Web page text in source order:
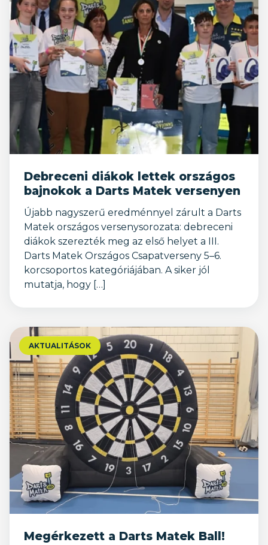
Debreceni diákok lettek országos
bajnokok a Darts Matek versenyen
Újabb nagyszerű eredménnyel zárult a Darts
Matek országos versenysorozata: debreceni
diákok szerezték meg az első helyet a III.
Darts Matek Országos Csapatverseny 5–6.
korcsoportos kategóriájában. A siker jól
mutatja, hogy […]
AKTUALITÁSOK
Megérkezett a Darts Matek Ball!